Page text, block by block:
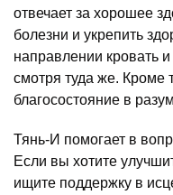
отвечает за хорошее
болезни и укрепить
направлении кровать
смотря туда же. Кроме
благосостояние в
Тянь-И помогает в
Если вы хотите
ищите поддержку в